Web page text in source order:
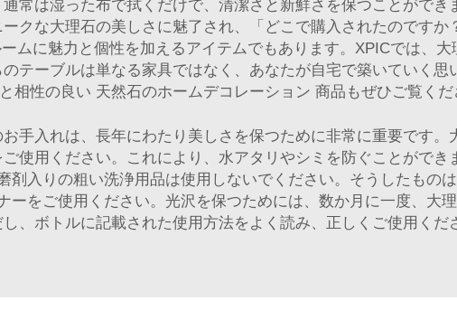
常は湿った布で拭くだけで、清潔さと新鮮さを保つことがで
クな大理石の美しさに魅了され、「どこで購入されたのですか
ムに魅力と個性を加えるアイテムでもあります。XPICでは、
テーブルは単なる家具ではなく、あなたが自宅で築いていく
相性の良い 天然石のホームデコレーション 商品もぜひご覧くだ
手入れは、長年にわたり美しさを保つために非常に重要です。
使用ください。これにより、水アタリやシミを防ぐことがで
剤入りの粗い洗浄用品は使用しないでください。そうしたもの
ーをご使用ください。光沢を保つためには、数か月に一度、大
、ボトルに記載された使用方法をよく読み、正しくご使用くだ